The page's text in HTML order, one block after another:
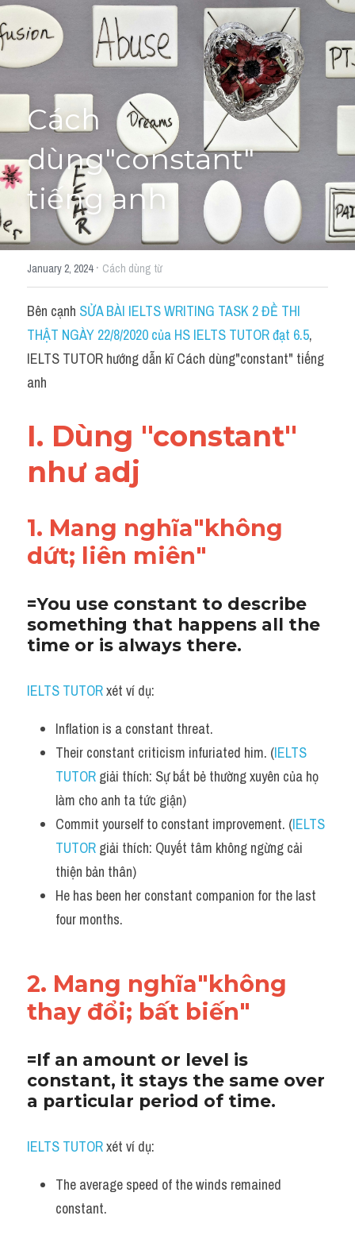
Học thử →
Cách
dùng"constant"
tiếng anh
January 2, 2024· Cách dùng từ
Bên cạnh SỬA BÀI IELTS WRITING TASK 2 ĐỀ THI
THẬT NGÀY 22/8/2020 của HS IELTS TUTOR đạt 6.5,
IELTS TUTOR hướng dẫn kĩ Cách dùng"constant" tiếng
anh
I. Dùng "constant"
như adj
1. Mang nghĩa"không
dứt; liên miên"
=You use constant to describe
something that happens all the
time or is always there.
IELTS TUTOR xét ví dụ:
Inflation is a constant threat.
Their constant criticism infuriated him. (IELTS
TUTOR giải thích: Sự bắt bẻ thường xuyên của họ
làm cho anh ta tức giận)
Commit yourself to constant improvement. (IELTS
TUTOR giải thích: Quyết tâm không ngừng cải
thiện bản thân)
He has been her constant companion for the last
four months.
2. Mang nghĩa"không
thay đổi; bất biến"
=If an amount or level is
constant, it stays the same over
a particular period of time.
IELTS TUTOR xét ví dụ:
The average speed of the winds remained
constant.